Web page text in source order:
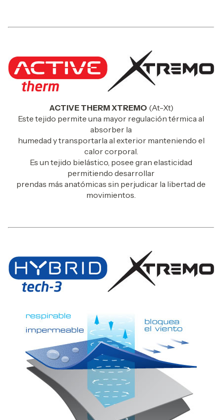
ACTIVE THERM XTREMO (At-Xt)
Este tejido permite una mayor regulación térmica al
absorber la
humedad y transportarla al exterior manteniendo el
calor corporal.
Es un tejido bielástico, posee gran elasticidad
permitiendo desarrollar
prendas más anatómicas sin perjudicar la libertad de
movimientos.